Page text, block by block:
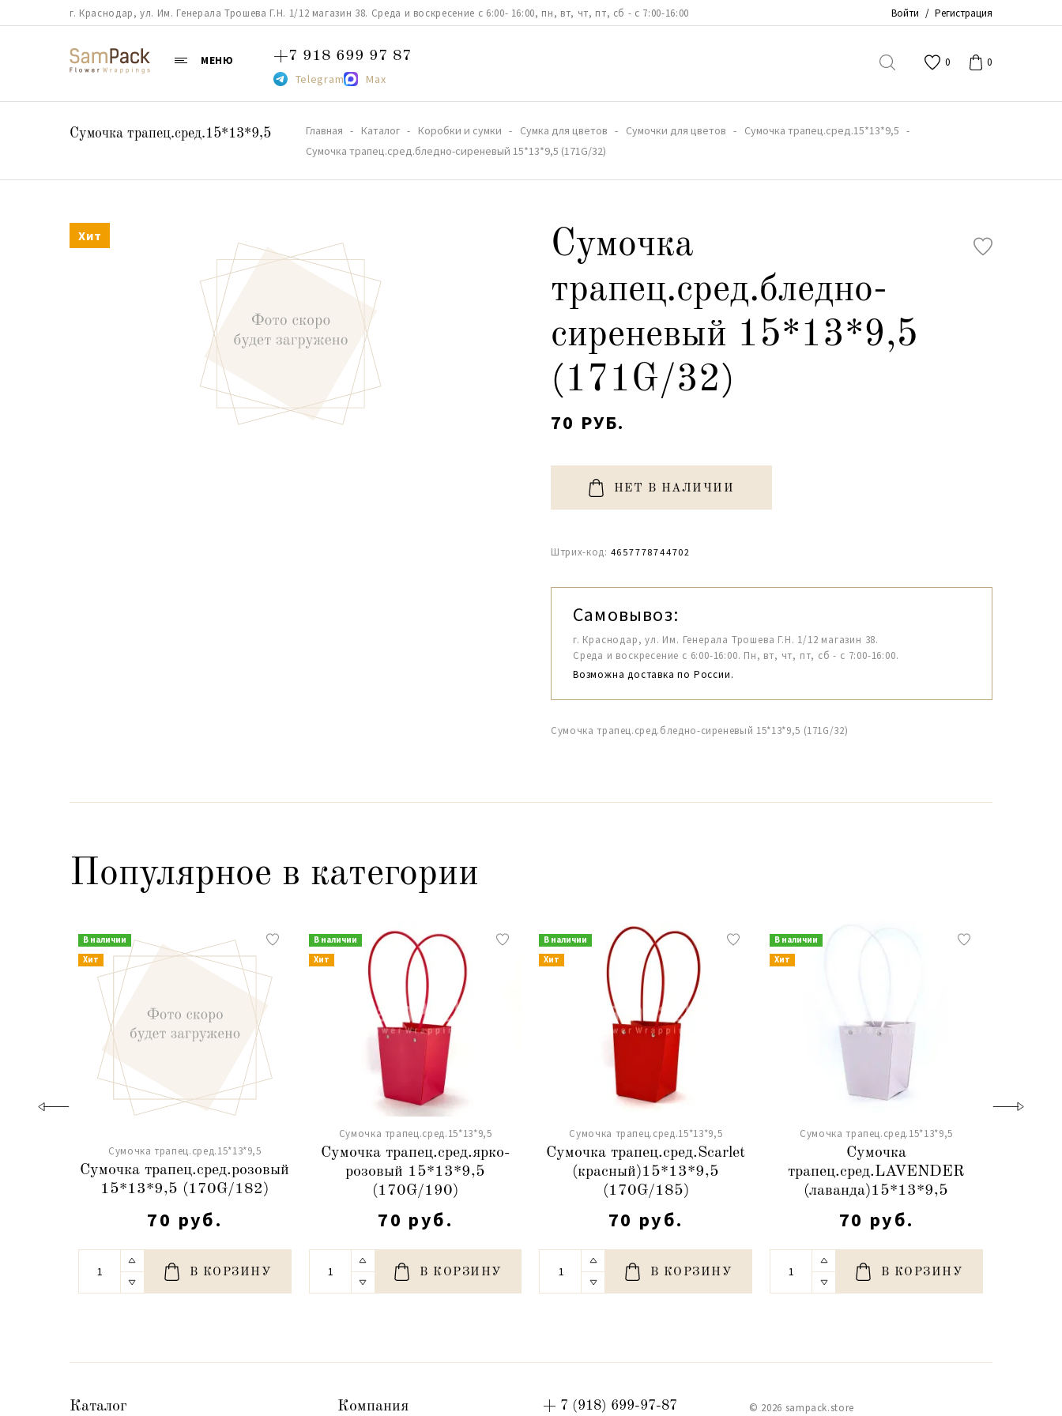
г. Краснодар, ул. Им. Генерала Трошева Г.Н. 1/12 магазин 38. Среда и воскресение с 6:00- 16:00, пн, вт, чт, пт, сб - с 7:00-16:00 Войти / Регистрация
МЕНЮ +7 918 699 97 87
Telegram Max
0 0
Сумочка трапец.сред.15*13*9,5 Главная Каталог Коробки и сумки Сумка для цветов Сумочки для цветов
Сумочка трапец.сред.15*13*9,5
Сумочка трапец.сред.бледно-сиреневый 15*13*9,5 (171G/32)
Хит
Сумочка
трапец.сред.бледно-
сиреневый 15*13*9,5
(171G/32)
70 РУБ.
НЕТ В НАЛИЧИИ
Штрих-код: 4657778744702
Самовывоз:
г. Краснодар, ул. Им. Генерала Трошева Г.Н. 1/12 магазин 38.
Среда и воскресение с 6:00-16:00. Пн, вт, чт, пт, сб - с 7:00-16:00.
Возможна доставка по России.
Сумочка трапец.сред.бледно-сиреневый 15*13*9,5 (171G/32)
Популярное в категории
В наличии
Хит
Сумочка трапец.сред.15*13*9,5
Сумочка трапец.сред.розовый
15*13*9,5 (170G/182)
70 руб.
В КОРЗИНУ
В наличии
Хит
Сумочка трапец.сред.15*13*9,5
Сумочка трапец.сред.ярко-
розовый 15*13*9,5
(170G/190)
70 руб.
В КОРЗИНУ
В наличии
Хит
Сумочка трапец.сред.15*13*9,5
Сумочка трапец.сред.Scarlet
(красный)15*13*9,5
(170G/185)
70 руб.
В КОРЗИНУ
В наличии
Хит
Сумочка трапец.сред.15*13*9,5
Сумочка
трапец.сред.LAVENDER
(лаванда)15*13*9,5
70 руб.
В КОРЗИНУ
Каталог Компания + 7 (918) 699-97-87 © 2026 sampack.store